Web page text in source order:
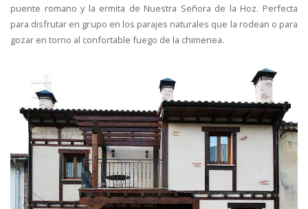
puente romano y la ermita de Nuestra Señora de la Hoz. Perfecta
para disfrutar en grupo en los parajes naturales que la rodean o para
gozar en torno al confortable fuego de la chimenea.